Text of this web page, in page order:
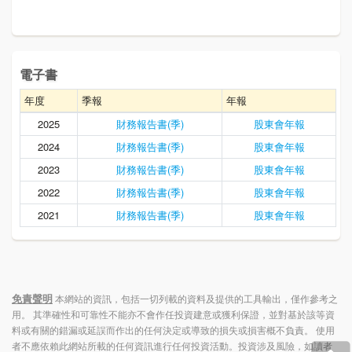
電子書
年度 季報
年報
2025
財務報告書(季)
股東會年報
2024
財務報告書(季)
股東會年報
2023
財務報告書(季)
股東會年報
2022
財務報告書(季)
股東會年報
2021
財務報告書(季) 股東會年報
免責聲明本網站的資訊，包括一切列載的資料及提供的工具輸出，僅作參考之
用。 其準確性和可靠性不能亦不會作任投資建意或獲利保證，並對基於該等資
料或有關的錯漏或延誤而作出的任何決定或導致的損失或損害概不負責。 使用
者不應依賴此網站所載的任何資訊進行任何投資活動。投資涉及風險，如讀者